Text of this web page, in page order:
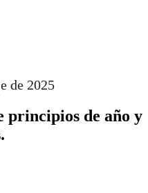
de 2025
principios de año y